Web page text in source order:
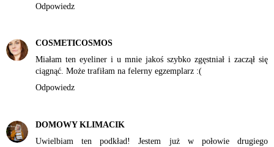
Odpowiedz
COSMETICOSMOS
Miałam ten eyeliner i u mnie jakoś szybko zgęstniał i zaczął się
ciągnąć. Może trafiłam na felerny egzemplarz :(
Odpowiedz
DOMOWY KLIMACIK
Uwielbiam ten podkład! Jestem już w połowie drugiego